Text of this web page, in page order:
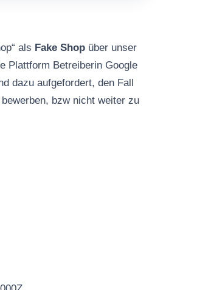
als Fake Shop über unser
Plattform Betreiberin Google
dazu aufgefordert, den Fall
bzw nicht weiter zu